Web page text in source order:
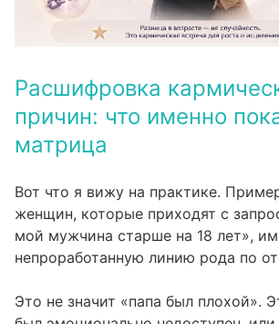
Расшифровка
причин: что именно
матрица
Вот что я вижу на практике.
женщин, которые приходят с
мой мужчина старше на 18 лет»,
непроработанную линию рода по
Это не значит «папа был плохой».